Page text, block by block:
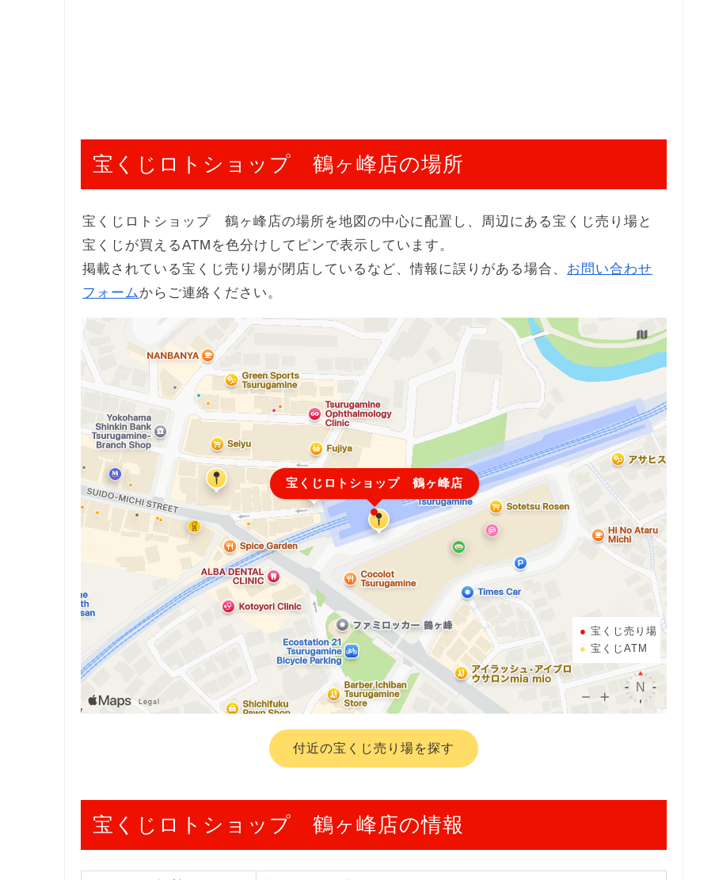
宝くじロトショップ 鶴ヶ峰店の場所
宝くじロトショップ 鶴ヶ峰店の場所を地図の中心に配置し、周辺にある宝くじ売り場と
宝くじが買えるATMを色分けしてピンで表示しています。
掲載されている宝くじ売り場が閉店しているなど、情報に誤りがある場合、 お問い合わせ
フォーム からご連絡ください。
宝くじロトショップ 鶴ヶ峰店
宝くじ売り場
宝くじATM
付近の宝くじ売り場を探す
宝くじロトショップ 鶴ヶ峰店の情報